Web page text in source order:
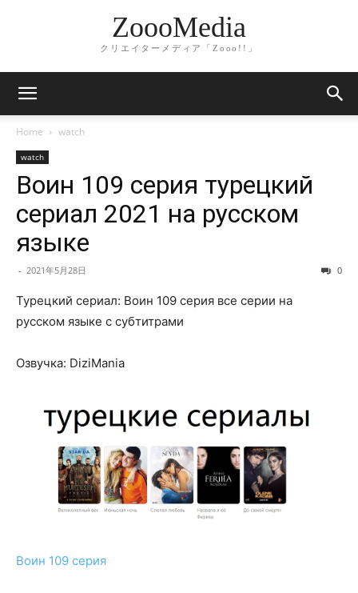
ZoooMedia
クリエイターメディア「Zooo!!」
Home watch
watch
Воин 109 серия турецкий
сериал 2021 на русском
языке
- 2021年5月28日 0
Турецкий сериал: Воин 109 серия все серии на
русском языке с субтитрами
Озвучка: DiziMania
Воин 109 серия